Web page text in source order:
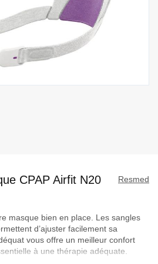
Resmed
CPAP Airfit N20
masque bien en place. Les sangles
d’ajuster facilement sa
vous offre un meilleur confort
à une thérapie adéquate.